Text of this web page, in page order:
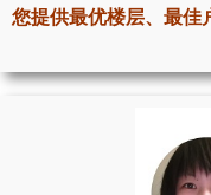
密西沙加社区介绍
奥克维尔楼花项目
您提供最优楼层、最佳